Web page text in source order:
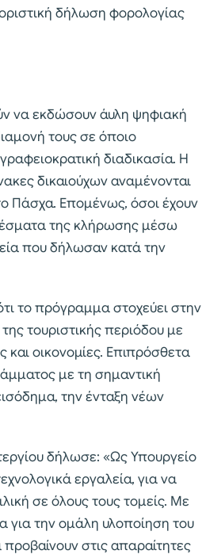
δήλωση φορολογίας
να εκδώσουν άυλη ψηφιακή
τους σε όποιο
διαδικασία. Η
δικαιούχων αναμένονται
Πάσχα. Επομένως, όσοι έχουν
της κλήρωσης μέσω
που δήλωσαν κατά την
το πρόγραμμα στοχεύει στην
τουριστικής περιόδου με
οικονομίες. Επιπρόσθετα
με τη σημαντική
την ένταξη νέων
δήλωσε: «Ως Υπουργείο
εργαλεία, για να
σε όλους τους τομείς. Με
για την ομάλη υλοποίηση του
στις απαραίτητες